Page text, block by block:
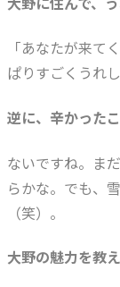
「あなたが来て
ぱりすごくうれ
逆に、辛かった
ないですね。ま
らかな。でも、
（笑）。
大野の魅力を教